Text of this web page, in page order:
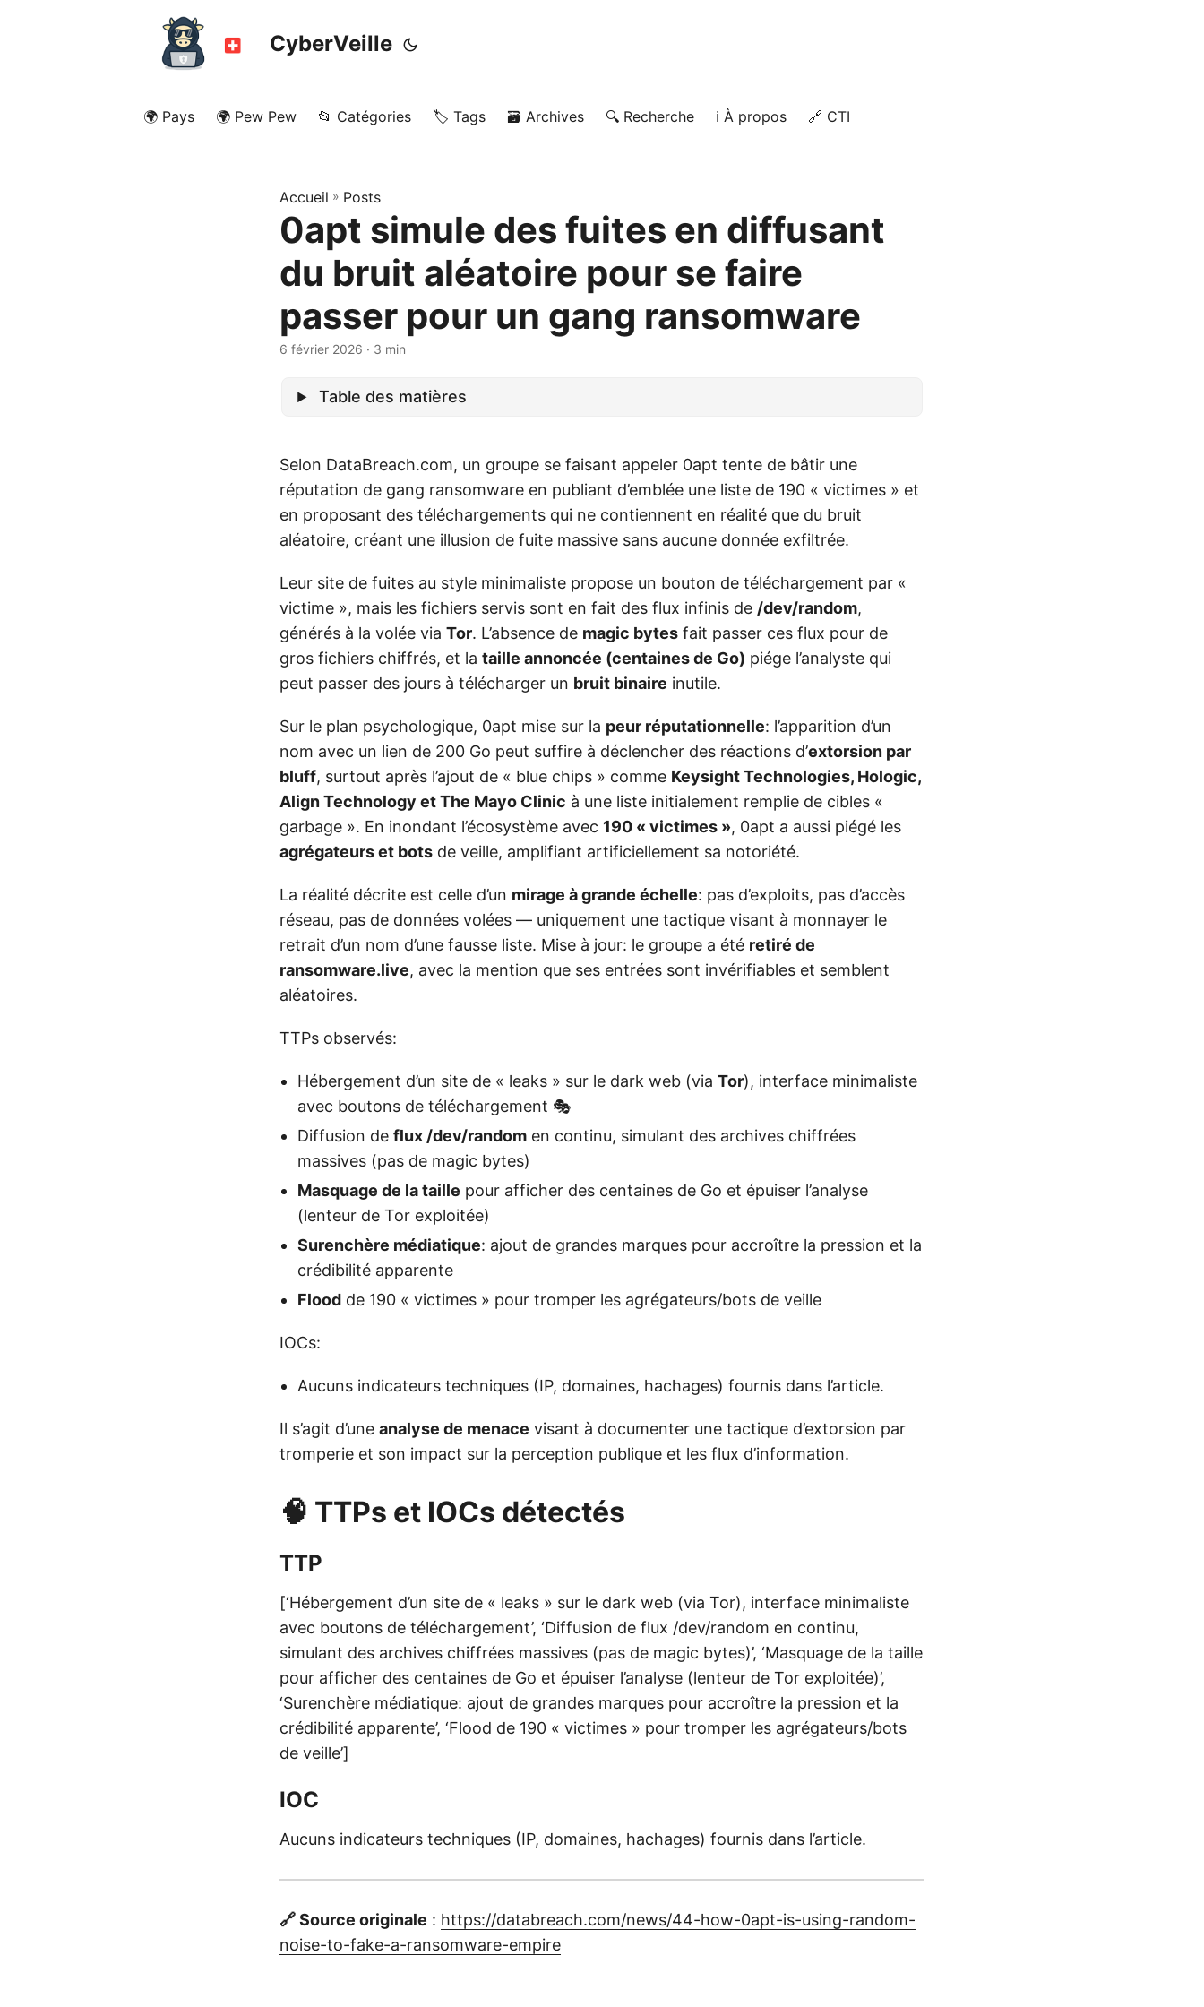
CyberVeille
🌍 Pays 🌍 Pew Pew 📂 Catégories 🏷️ Tags 🗃️ Archives 🔍 Recherche ℹ️ À propos 🔗 CTI
Accueil » Posts
0apt simule des fuites en diffusant
du bruit aléatoire pour se faire
passer pour un gang ransomware
6 février 2026 · 3 min
Table des matières
Selon DataBreach.com, un groupe se faisant appeler 0apt tente de bâtir une
réputation de gang ransomware en publiant d’emblée une liste de 190 « victimes » et
en proposant des téléchargements qui ne contiennent en réalité que du bruit
aléatoire, créant une illusion de fuite massive sans aucune donnée exfiltrée.
Leur site de fuites au style minimaliste propose un bouton de téléchargement par «
victime », mais les fichiers servis sont en fait des flux infinis de /dev/random,
générés à la volée via Tor. L’absence de magic bytes fait passer ces flux pour de
gros fichiers chiffrés, et la taille annoncée (centaines de Go) piége l’analyste qui
peut passer des jours à télécharger un bruit binaire inutile.
Sur le plan psychologique, 0apt mise sur la peur réputationnelle: l’apparition d’un
nom avec un lien de 200 Go peut suffire à déclencher des réactions d’extorsion par
bluff, surtout après l’ajout de « blue chips » comme Keysight Technologies, Hologic,
Align Technology et The Mayo Clinic à une liste initialement remplie de cibles «
garbage ». En inondant l’écosystème avec 190 « victimes », 0apt a aussi piégé les
agrégateurs et bots de veille, amplifiant artificiellement sa notoriété.
La réalité décrite est celle d’un mirage à grande échelle: pas d’exploits, pas d’accès
réseau, pas de données volées — uniquement une tactique visant à monnayer le
retrait d’un nom d’une fausse liste. Mise à jour: le groupe a été retiré de
ransomware.live, avec la mention que ses entrées sont invérifiables et semblent
aléatoires.
TTPs observés:
Hébergement d’un site de « leaks » sur le dark web (via Tor), interface minimaliste
avec boutons de téléchargement 🎭
Diffusion de flux /dev/random en continu, simulant des archives chiffrées
massives (pas de magic bytes)
Masquage de la taille pour afficher des centaines de Go et épuiser l’analyse
(lenteur de Tor exploitée)
Surenchère médiatique: ajout de grandes marques pour accroître la pression et la
crédibilité apparente
Flood de 190 « victimes » pour tromper les agrégateurs/bots de veille
IOCs:
Aucuns indicateurs techniques (IP, domaines, hachages) fournis dans l’article.
Il s’agit d’une analyse de menace visant à documenter une tactique d’extorsion par
tromperie et son impact sur la perception publique et les flux d’information.
🧠 TTPs et IOCs détectés
TTP
[‘Hébergement d’un site de « leaks » sur le dark web (via Tor), interface minimaliste
avec boutons de téléchargement’, ‘Diffusion de flux /dev/random en continu,
simulant des archives chiffrées massives (pas de magic bytes)’, ‘Masquage de la taille
pour afficher des centaines de Go et épuiser l’analyse (lenteur de Tor exploitée)’,
‘Surenchère médiatique: ajout de grandes marques pour accroître la pression et la
crédibilité apparente’, ‘Flood de 190 « victimes » pour tromper les agrégateurs/bots
de veille’]
IOC
Aucuns indicateurs techniques (IP, domaines, hachages) fournis dans l’article.
🔗 Source originale : https://databreach.com/news/44-how-0apt-is-using-random-
noise-to-fake-a-ransomware-empire